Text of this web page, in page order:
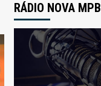
RÁDIO NOVA MPB